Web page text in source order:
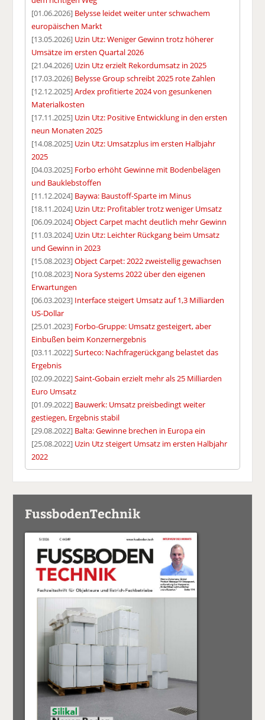
[01.06.2026] Belysse leidet weiter unter schwachem
europäischen Markt
[13.05.2026] Uzin Utz: Weniger Gewinn trotz höherer
Umsätze im ersten Quartal 2026
[21.04.2026] Uzin Utz erzielt Rekordumsatz in 2025
[17.03.2026] Belysse Group schreibt 2025 rote Zahlen
[12.12.2025]Ardex profitierte 2024 von gesunkenen
Materialkosten
[17.11.2025] Uzin Utz: Positive Entwicklung in den ersten
neun Monaten 2025
[14.08.2025] Uzin Utz: Umsatzplus im ersten Halbjahr
2025
[04.03.2025] Forbo erhöht Gewinne mit Bodenbelägen
und Bauklebstoffen
[11.12.2024] Baywa: Baustoff-Sparte im Minus
[18.11.2024] Uzin Utz: Profitabler trotz weniger Umsatz
[06.09.2024]Object Carpet macht deutlich mehr Gewinn
[11.03.2024] Uzin Utz: Leichter Rückgang beim Umsatz
und Gewinn in 2023
[15.08.2023]Object Carpet: 2022 zweistellig gewachsen
[10.08.2023] Nora Systems 2022 über den eigenen
Erwartungen
[06.03.2023] Interface steigert Umsatz auf 1,3 Milliarden
US-Dollar
[25.01.2023] Forbo-Gruppe: Umsatz gesteigert, aber
Einbußen beim Konzernergebnis
[03.11.2022]Surteco: Nachfragerückgang belastet das
Ergebnis
[02.09.2022]Saint-Gobain erzielt mehr als 25 Milliarden
Euro Umsatz
[01.09.2022] Bauwerk: Umsatz preisbedingt weiter
gestiegen, Ergebnis stabil
[29.08.2022] Balta: Gewinne brechen in Europa ein
[25.08.2022] Uzin Utz steigert Umsatz im ersten Halbjahr
2022
FussbodenTechnik